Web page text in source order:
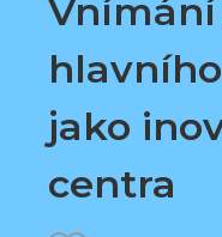
jako
centra